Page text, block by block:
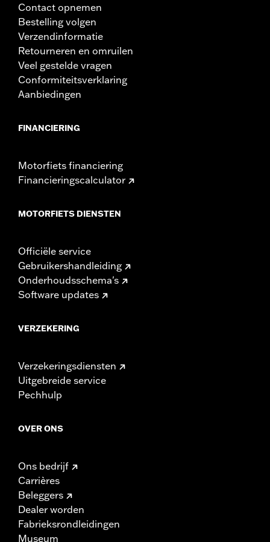
Contact opnemen
Bestelling volgen
Verzendinformatie
Retourneren en omruilen
Veel gestelde vragen
Conformiteitsverklaring
Aanbiedingen
FINANCIERING
Motorfiets financiering
Financieringscalculator
MOTORFIETS DIENSTEN
Officiële service
Gebruikershandleiding
Onderhoudsschema's
Software updates
VERZEKERING
Verzekeringsdiensten
Uitgebreide service
Pechhulp
OVER ONS
Ons bedrijf
Carrières
Beleggers
Dealer worden
Fabrieksrondleidingen
Museum